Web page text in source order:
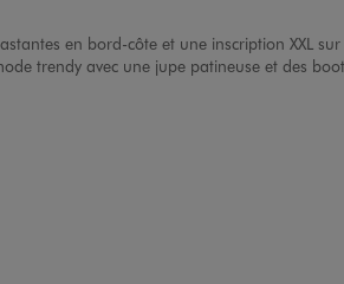
en bord-côte et une inscription XXL
trendy avec une jupe patineuse et des